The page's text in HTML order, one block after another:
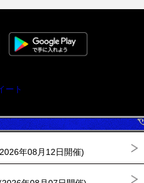
ート
年08月12日開催)